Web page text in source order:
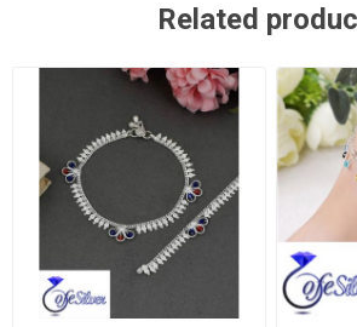
Related